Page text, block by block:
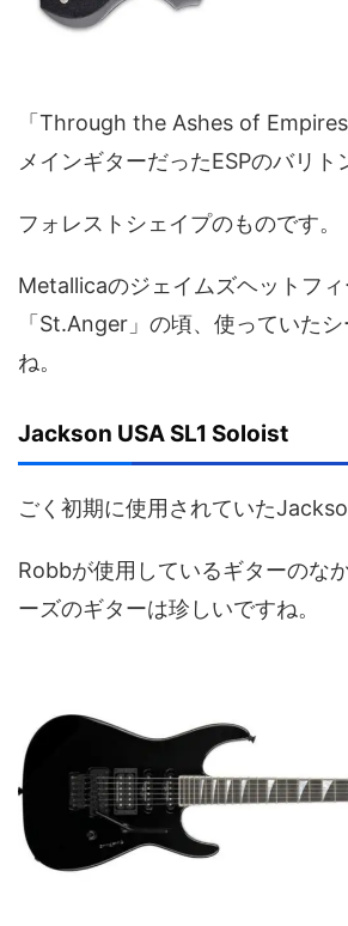
「Through the Ashes of
メインギターだったESPのバリト
フォレストシェイプのものです。
Metallicaのジェイムズヘットフィ
「St.Anger」の頃、使っていた
ね。
Jackson USA SL1 Soloist
ごく初期に使用されていた
Robbが使用しているギターのな
ーズのギターは珍しいですね。